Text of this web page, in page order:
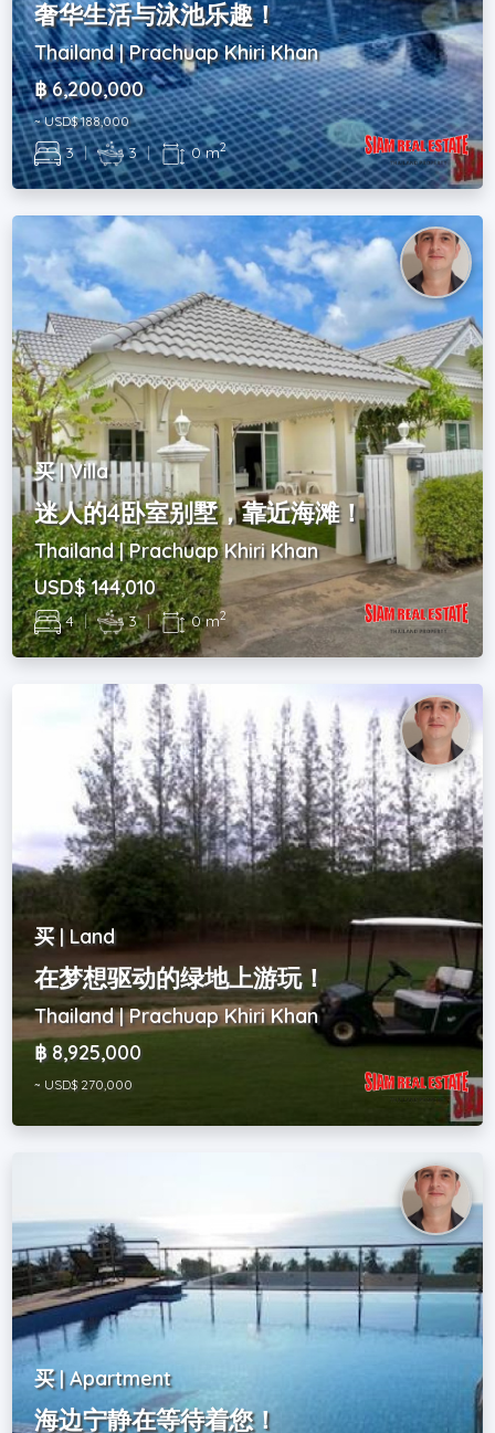
奢华生活与泳池乐趣！
Thailand | Prachuap Khiri Khan
฿ 6,200,000
~ USD$ 188,000
3 | 3 | 0 m2
买 | Villa
迷人的4卧室别墅，靠近海滩！
Thailand | Prachuap Khiri Khan
USD$ 144,010
4 | 3 | 0 m2
买 | Land
在梦想驱动的绿地上游玩！
Thailand | Prachuap Khiri Khan
฿ 8,925,000
~ USD$ 270,000
买 | Apartment
海边宁静在等待着您！